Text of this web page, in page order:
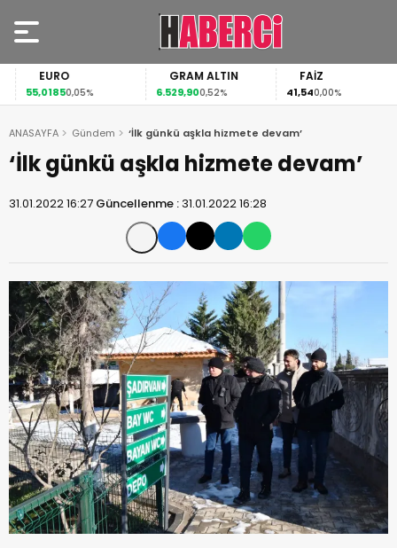
EURO
55,01850,05%
GRAM ALTIN
6.529,900,52%
FAİZ
41,540,00%
ANASAYFA Gündem ‘İlk günkü aşkla hizmete devam’
‘İlk günkü aşkla hizmete devam’
31.01.2022 16:27 Güncellenme :31.01.2022 16:28